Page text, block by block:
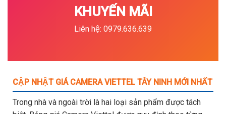
KHUYẾN MÃI
Liên hệ: 0979.636.639
CẬP NHẬT GIÁ CAMERA VIETTEL TÂY NINH MỚI NHẤT
Trong nhà và ngoài trời là hai loại sản phẩm được tách